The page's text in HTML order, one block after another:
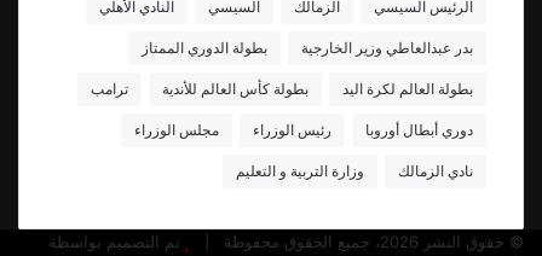
الرئيس السيسي الزمالك السيسي النادي الأهلي
بدر عبدالعاطي وزير الخارجية بطولة الدوري الممتاز
بطولة العالم لكرة اليد بطولة كأس العالم للأندية ترامب
دوري أبطال أوروبا رئيس الوزراء مجلس الوزراء
نادي الزمالك وزارة التربية و التعليم
© حقوق النشر 2026، جميع الحقوق محفوظة |
تم التصميم بواسطة